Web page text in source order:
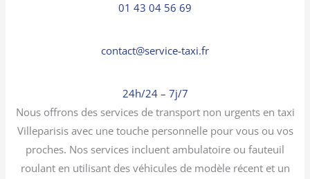
01 43 04 56 69
contact@service-taxi.fr
24h/24 – 7j/7
Nous offrons des services de transport non urgents en taxi
Villeparisis avec une touche personnelle pour vous ou vos
proches. Nos services incluent ambulatoire ou fauteuil
roulant en utilisant des véhicules de modèle récent et un